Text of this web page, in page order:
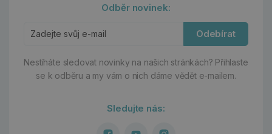
Odběr novinek:
Odebírat
Nestíháte sledovat novinky na našich stránkách? Přihlaste
se k odběru a my vám o nich dáme vědět e-mailem.
Sledujte nás: